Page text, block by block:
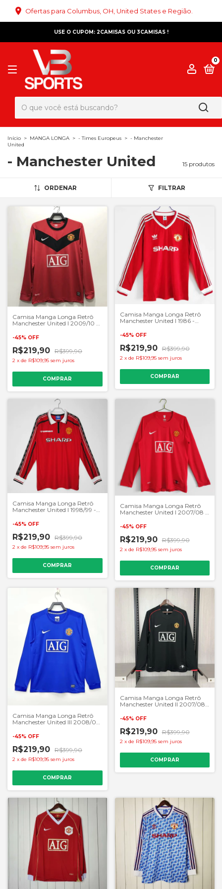
Ofertas para Columbus, OH, United States e Região.
USE O CUPOM: 2CAMISAS OU 3CAMISAS !
0
Início > MANGA LONGA > - Times Europeus > - Manchester
United
- Manchester United 15 produtos
ORDENAR FILTRAR
Camisa Manga Longa Retrô
Manchester United I 2009/10 -
-45% OFF
R$219,90 R$399,90
2 x de R$109,95 sem juros
COMPRAR
Camisa Manga Longa Retrô
Manchester United I 1986 -
-45% OFF
R$219,90 R$399,90
2 x de R$109,95 sem juros
COMPRAR
Camisa Manga Longa Retrô
Manchester United I 1998/99 -
-45% OFF
R$219,90 R$399,90
2 x de R$109,95 sem juros
COMPRAR
Camisa Manga Longa Retrô
Manchester United I 2007/08 -
-45% OFF
R$219,90 R$399,90
2 x de R$109,95 sem juros
COMPRAR
Camisa Manga Longa Retrô
Manchester United III 2008/09
-45% OFF
R$219,90 R$399,90
2 x de R$109,95 sem juros
COMPRAR
Camisa Manga Longa Retrô
Manchester United II 2007/08-
-45% OFF
R$219,90 R$399,90
2 x de R$109,95 sem juros
COMPRAR